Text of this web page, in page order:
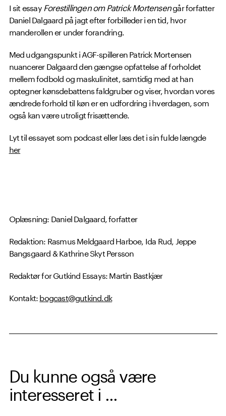
I sit essay Forestillingen om Patrick Mortensengår forfatter
Daniel Dalgaard på jagt efter forbilleder i en tid, hvor
manderollen er under forandring.
Med udgangspunkt i AGF-spilleren Patrick Mortensen
nuancerer Dalgaard den gængse opfattelse af forholdet
mellem fodbold og maskulinitet, samtidig med at han
optegner kønsdebattens faldgruber og viser, hvordan vores
ændrede forhold til køn er en udfordring i hverdagen, som
også kan være utroligt frisættende.
Lyt til essayet som podcast eller læs det i sin fulde længde
her
Oplæsning: Daniel Dalgaard, forfatter
Redaktion: Rasmus Meldgaard Harboe, Ida Rud, Jeppe
Bangsgaard & Kathrine Skyt Persson
Redaktør for Gutkind Essays: Martin Bastkjær
Kontakt:bogcast@gutkind.dk
Du kunne også være
interesseret i ...